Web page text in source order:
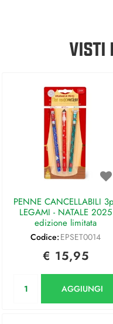
VISTI
PENNE CANCELLABILI
LEGAMI - NATALE 2025
edizione limitata
Codice: EPSET0014
€ 15,95
AGGIUNGI